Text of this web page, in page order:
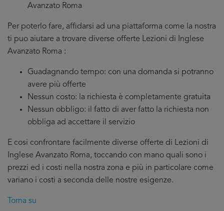
Avanzato Roma
Per poterlo fare, affidarsi ad una piattaforma come la nostra
ti puo aiutare a trovare diverse offerte Lezioni di Inglese
Avanzato Roma :
Guadagnando tempo: con una domanda si potranno
avere più offerte
Nessun costo: la richiesta è completamente gratuita
Nessun obbligo: il fatto di aver fatto la richiesta non
obbliga ad accettare il servizio
E cosi confrontare facilmente diverse offerte di Lezioni di
Inglese Avanzato Roma, toccando con mano quali sono i
prezzi ed i costi nella nostra zona e più in particolare come
variano i costi a seconda delle nostre esigenze.
Torna su